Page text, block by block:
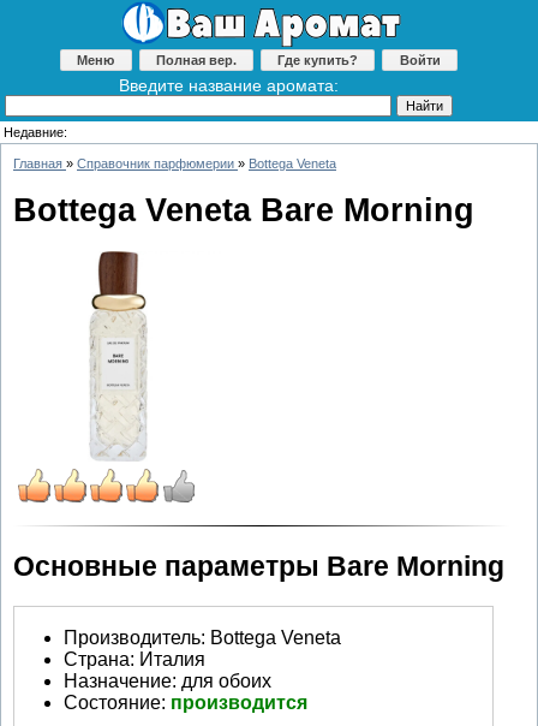
Меню Полная вер. Где купить? Войти
Введите название аромата:
Недавние:
Главная » Справочник парфюмерии » Bottega Veneta
Bottega Veneta Bare Morning
Основные параметры Bare Morning
Производитель: Bottega Veneta
Страна: Италия
Назначение: для обоих
Состояние: производится